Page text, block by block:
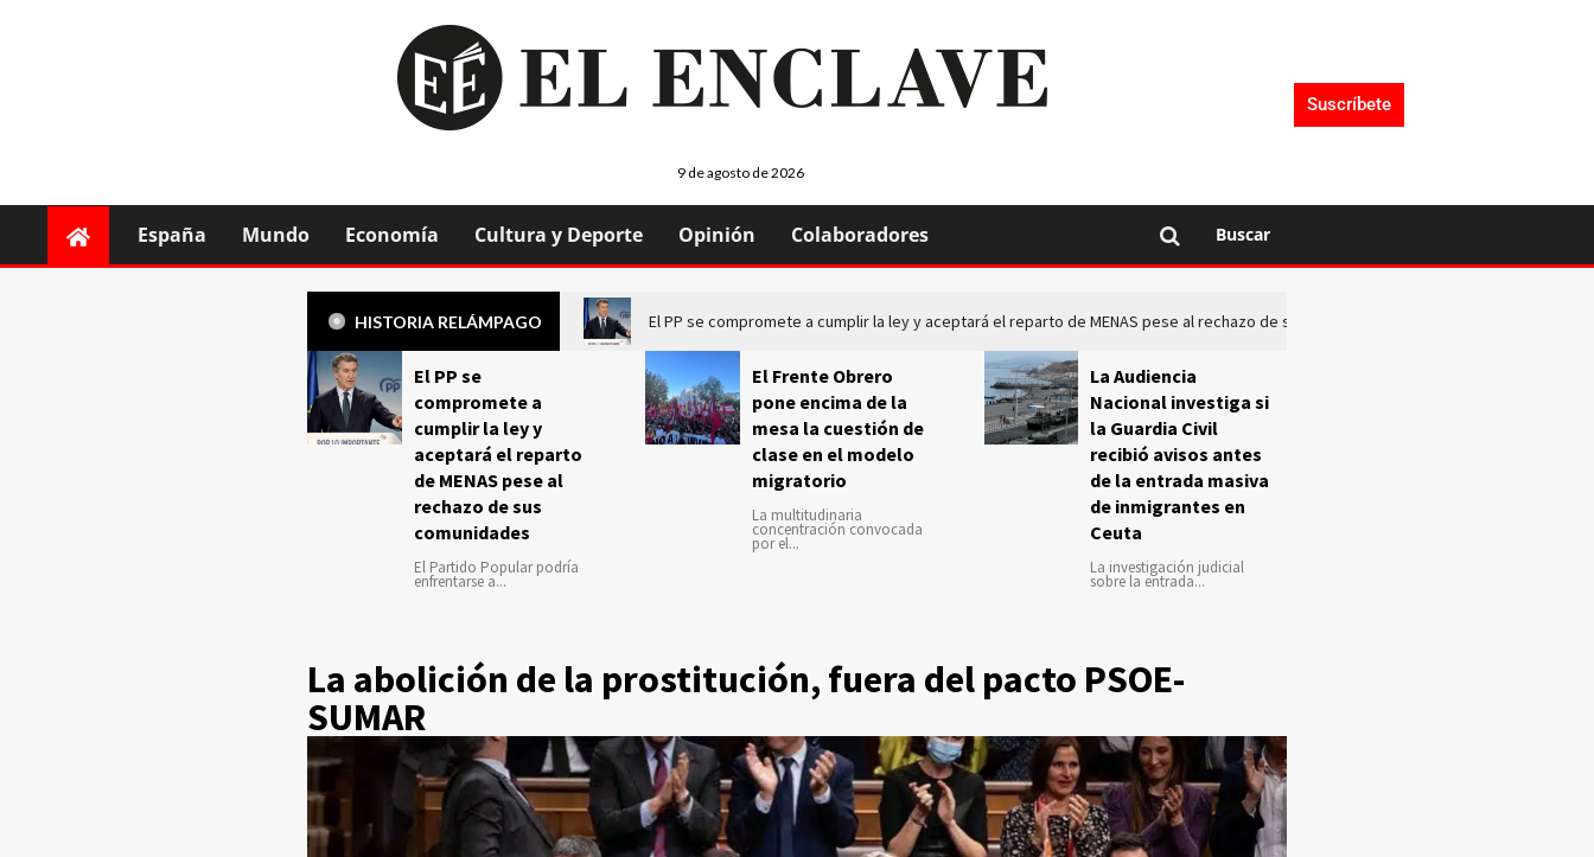
9 de agosto de 2026
Suscríbete
España Mundo Economía Cultura y Deporte Opinión Colaboradores Buscar
HISTORIA RELÁMPAGO El PP se compromete a cumplir la ley y aceptará el reparto de MENAS pese al rechazo de sus comunidades
El PP se
compromete a
cumplir la ley y
aceptará el reparto
de MENAS pese al
rechazo de sus
comunidades
El Partido Popular podría
enfrentarse a...
El Frente Obrero
pone encima de la
mesa la cuestión de
clase en el modelo
migratorio
La multitudinaria
concentración convocada
por el...
La Audiencia
Nacional investiga si
la Guardia Civil
recibió avisos antes
de la entrada masiva
de inmigrantes en
Ceuta
La investigación judicial
sobre la entrada...
La abolición de la prostitución, fuera del pacto PSOE-
SUMAR